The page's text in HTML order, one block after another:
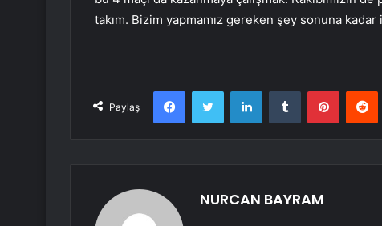
takım. Bizim yapmamız gereken şey sonuna
Paylaş
FacebookTwitter LinkedInTumblr Pinterest
NURCAN BAYRAM